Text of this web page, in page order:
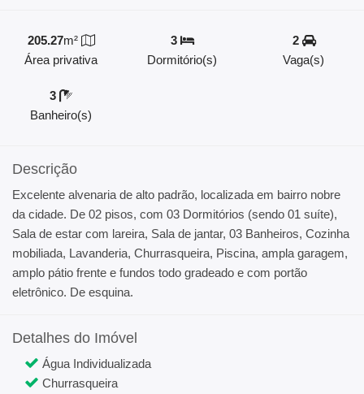
205.27m²
Área privativa
3
Dormitório(s)
2
Vaga(s)
3
Banheiro(s)
Descrição
Excelente alvenaria de alto padrão, localizada em bairro nobre
da cidade. De 02 pisos, com 03 Dormitórios (sendo 01 suíte),
Sala de estar com lareira, Sala de jantar, 03 Banheiros, Cozinha
mobiliada, Lavanderia, Churrasqueira, Piscina, ampla garagem,
amplo pátio frente e fundos todo gradeado e com portão
eletrônico. De esquina.
Detalhes do Imóvel
Água Individualizada
Churrasqueira